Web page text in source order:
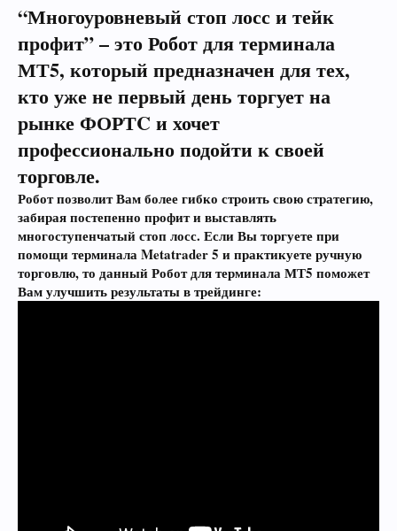
“Многоуровневый стоп лосс и тейк
профит” – это Робот для терминала
МТ5, который предназначен для тех,
кто уже не первый день торгует на
рынке ФОРТC и хочет
профессионально подойти к своей
торговле.
Робот позволит Вам более гибко строить свою стратегию,
забирая постепенно профит и выставлять
многоступенчатый стоп лосс. Если Вы торгуете при
помощи терминала Metatrader 5 и практикуете ручную
торговлю, то данный Робот для терминала МТ5 поможет
Вам улучшить результаты в трейдинге: